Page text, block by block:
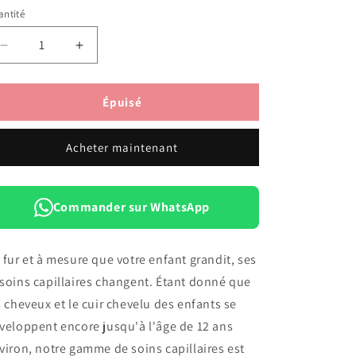
Réduire
la
quantité
Johnson&#39;s
Apres-
Shampoing
Augmenter
la
quantité
Johnson&#39;s
Drops
Apres-
Shampoing
500
Épuisé
Acheter maintenant
Commander sur WhatsApp
fur et à mesure que votre enfant grandit, ses
capillaires changent. Étant donné que
cheveux et le cuir chevelu des enfants se
encore jusqu'à l'âge de 12 ans
notre gamme de soins capillaires est